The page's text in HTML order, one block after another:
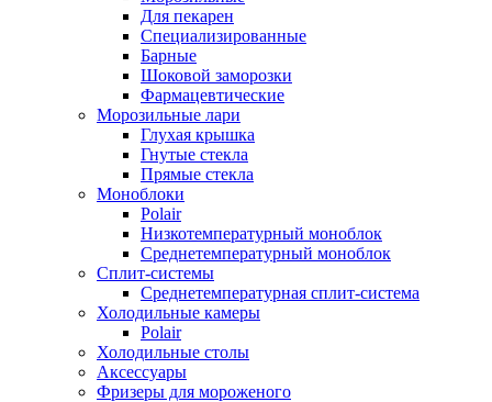
Для пекарен
Специализированные
Барные
Шоковой заморозки
Фармацевтические
Морозильные лари
Глухая крышка
Гнутые стекла
Прямые стекла
Моноблоки
Polair
Низкотемпературный моноблок
Среднетемпературный моноблок
Сплит-системы
Среднетемпературная сплит-система
Холодильные камеры
Polair
Холодильные столы
Аксессуары
Фризеры для мороженого